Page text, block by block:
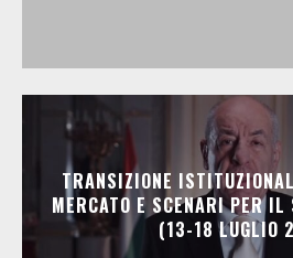
TRANSIZIONE
MERCATO E SCENARI PER IL
(13-18 LUGLIO